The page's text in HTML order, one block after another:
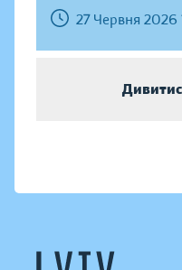
27 Червня 2026